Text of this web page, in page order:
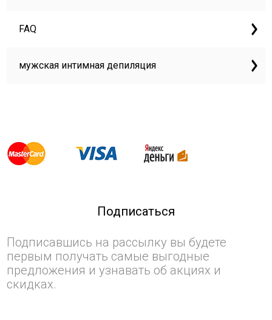
FAQ
мужская интимная депиляция
Подписаться
Подписавшись на рассылку вы будете
первым получать самые выгодные
предложения и узнавать об акциях и
скидках.